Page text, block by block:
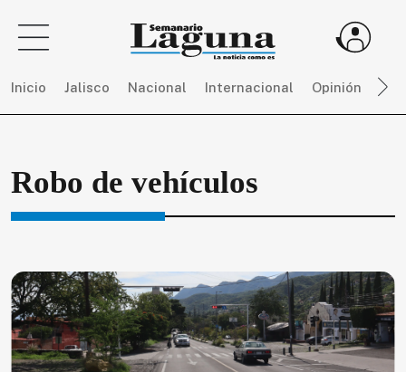
Inicio Jalisco Nacional Internacional Opinión
toda
la
actualidad
únete
a
SEMANARIO
LAGUNA
por
Robo de vehículos